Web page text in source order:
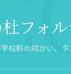
フォ
校斜め向かい、タ